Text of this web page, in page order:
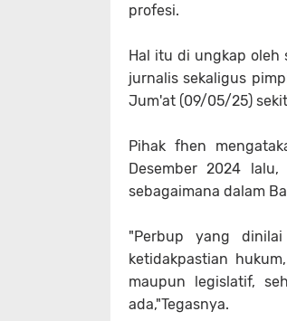
profesi.
Hal itu di ungkap oleh
jurnalis sekaligus
Jum'at (09/05/25)
Pihak fhen
Desember 2024
sebagaimana dalam
"Perbup yang
ketidakpastian
maupun legislatif,
ada,"Tegasnya.